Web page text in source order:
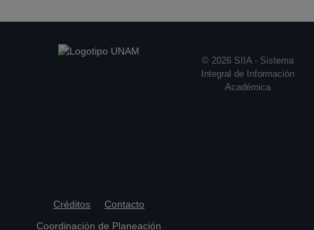
End of interactive chart.
Créditos
Contacto
Coordinación de Planeación
© 2026 SIIA - Sistema
Integral de Información
Académica